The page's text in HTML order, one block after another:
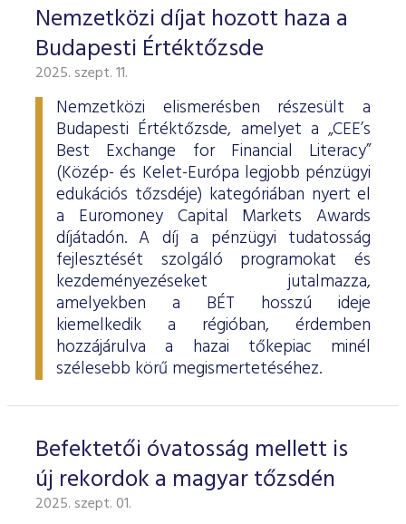
Nemzetközi díjat hozott haza a
Budapesti Értéktőzsde
2025. szept. 11.
Nemzetközi elismerésben részesült a
Budapesti Értéktőzsde, amelyet a „CEE’s
Best Exchange for Financial Literacy”
(Közép- és Kelet-Európa legjobb pénzügyi
edukációs tőzsdéje) kategóriában nyert el
a Euromoney Capital Markets Awards
díjátadón. A díj a pénzügyi tudatosság
fejlesztését szolgáló programokat és
kezdeményezéseket jutalmazza,
amelyekben a BÉT hosszú ideje
kiemelkedik a régióban, érdemben
hozzájárulva a hazai tőkepiac minél
szélesebb körű megismertetéséhez.
Befektetői óvatosság mellett is
új rekordok a magyar tőzsdén
2025. szept. 01.